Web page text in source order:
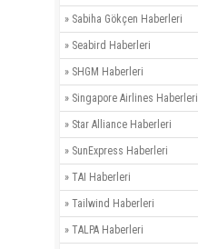
» Sabiha Gökçen Haberleri
» Seabird Haberleri
» SHGM Haberleri
» Singapore Airlines Haberleri
» Star Alliance Haberleri
» SunExpress Haberleri
» TAI Haberleri
» Tailwind Haberleri
» TALPA Haberleri